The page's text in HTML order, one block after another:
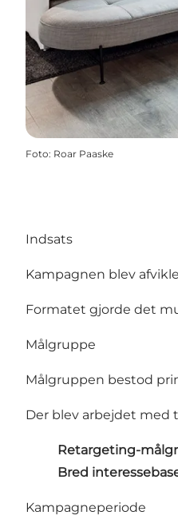
Foto: Roar Paaske
Indsats
Kampagnen blev
Formatet gjorde det
Målgruppe
Målgruppen bestod
Der blev arbejdet med
Retargeting-
Bred
Kampagneperiode